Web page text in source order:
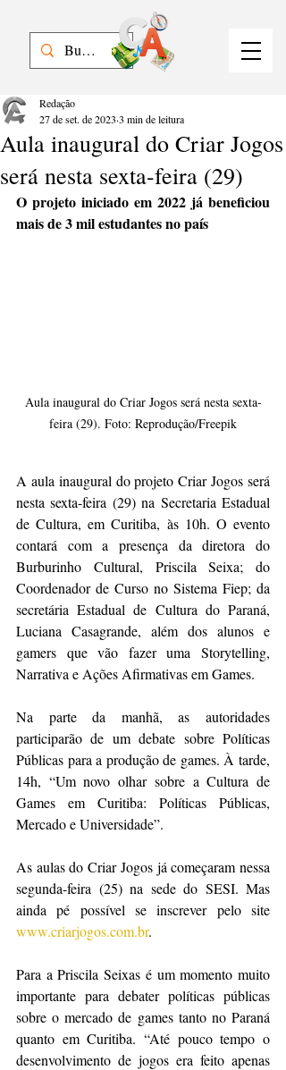
Aula inaugural do Criar Jogos
será nesta sexta-feira (29)
Redação
27 de set. de 2023 3 min de leitura
O projeto iniciado em 2022 já beneficiou
mais de 3 mil estudantes no país
Aula inaugural do Criar Jogos será nesta sexta-
feira (29). Foto: Reprodução/Freepik
A aula inaugural do projeto Criar Jogos será
nesta sexta-feira (29) na Secretaria Estadual
de Cultura, em Curitiba, às 10h. O evento
contará com a presença da diretora do
Burburinho Cultural, Priscila Seixa; do
Coordenador de Curso no Sistema Fiep; da
secretária Estadual de Cultura do Paraná,
Luciana Casagrande, além dos alunos e
gamers que vão fazer uma Storytelling,
Narrativa e Ações Afirmativas em Games.
Na parte da manhã, as autoridades
participarão de um debate sobre Políticas
Públicas para a produção de games. À tarde,
14h, “Um novo olhar sobre a Cultura de
Games em Curitiba: Políticas Públicas,
Mercado e Universidade”.
As aulas do Criar Jogos já começaram nessa
segunda-feira (25) na sede do SESI. Mas
www.criarjogos.com.br.
Para a Priscila Seixas é um momento muito
importante para debater políticas públicas
sobre o mercado de games tanto no Paraná
quanto em Curitiba. “Até pouco tempo o
desenvolvimento de jogos era feito apenas